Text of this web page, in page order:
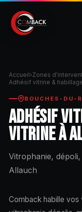
Accueil›Zones
Adhésif vitrine &
BOUCHES-DU-
ADHÉSIF
VITRINE À
Vitrophanie,
Allauch
Comback habille vos